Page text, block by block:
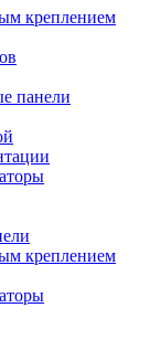
креплением
панели
креплением